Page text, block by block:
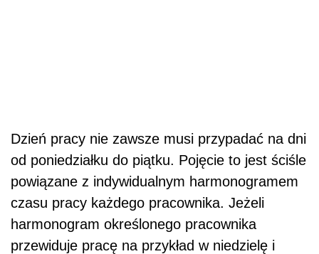
Dzień pracy nie zawsze musi przypadać na dni
od poniedziałku do piątku. Pojęcie to jest ściśle
powiązane z indywidualnym harmonogramem
czasu pracy każdego pracownika. Jeżeli
harmonogram określonego pracownika
przewiduje pracę na przykład w niedzielę i